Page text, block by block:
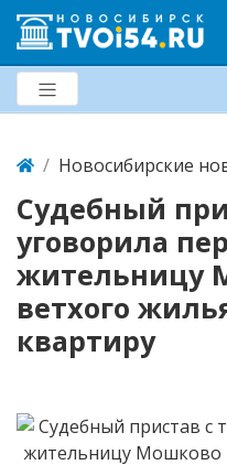
Новосибирские
Судебный
уговорила
жительницу
ветхого
квартиру